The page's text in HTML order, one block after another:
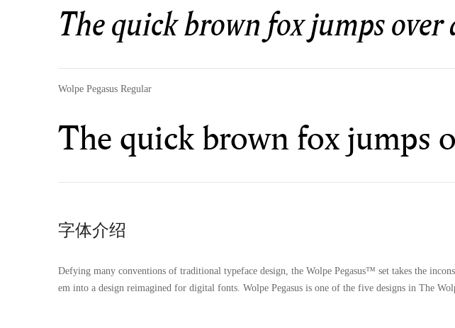
The quick brown fox jumps over
Wolpe Pegasus Regular
The quick brown fox jumps
字体介绍
Defying many conventions of traditional typeface design, the Wolpe Pegasus™ set takes the
em into a design reimagined for digital fonts. Wolpe Pegasus is one of the five designs in The